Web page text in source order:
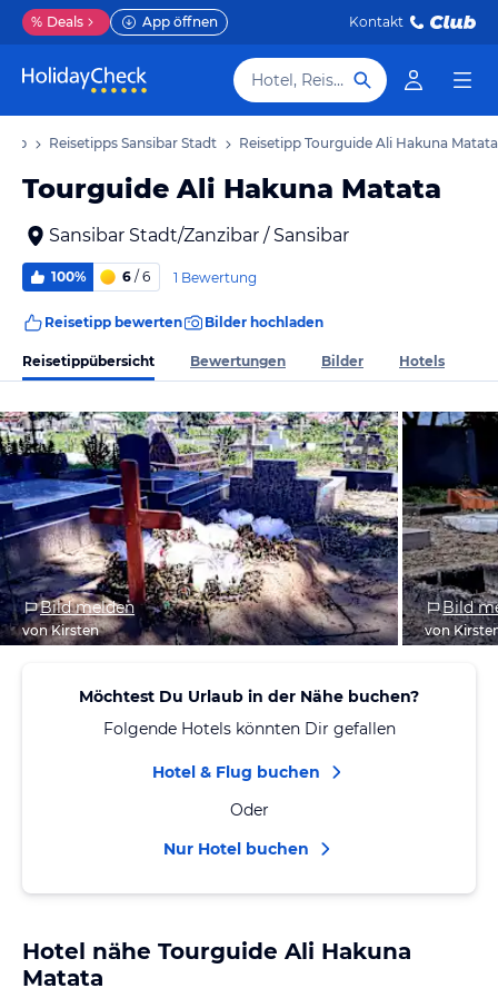
% Deals App öffnen Kontakt
Hotel, Reiseziel
Reisetipps Sansibar Stadt Reisetipp Tourguide Ali Hakuna Matata
Tourguide Ali Hakuna Matata
Sansibar Stadt/Zanzibar / Sansibar
100% 6 / 6 1 Bewertung
Reisetipp bewerten Bilder hochladen
Reisetippübersicht Bewertungen Bilder Hotels
Bild melden
von Kirsten
Bild
von
Möchtest Du Urlaub in der Nähe buchen?
Folgende Hotels könnten Dir gefallen
Hotel & Flug buchen
Oder
Nur Hotel buchen
Hotel nähe Tourguide Ali Hakuna
Matata